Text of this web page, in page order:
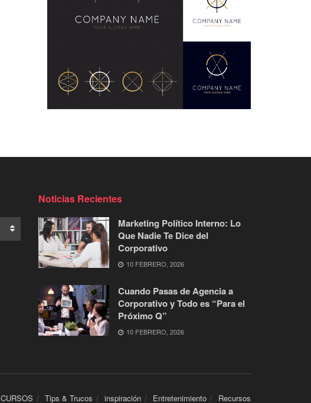
Noticias Recientes
Marketing Político Interno: Lo
Que Nadie Te Dice del
Corporativo
10 FEBRERO, 2026
Cuando Pasas de Agencia a
Corporativo y Todo es “Para el
Próximo Q”
10 FEBRERO, 2026
CURSOS Tips & Trucos inspiración Entretenimiento Recursos